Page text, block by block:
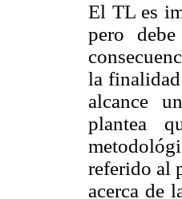
El TL es
pero
la finalidad
alcance
plantea
referido al
acerca de